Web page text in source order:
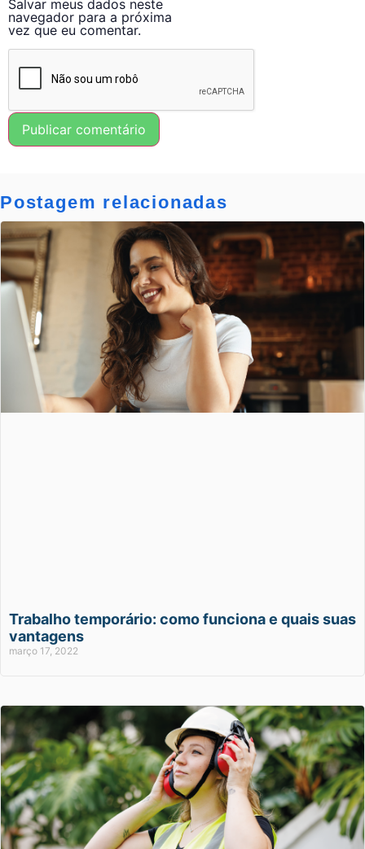
Salvar meus dados neste
navegador para a próxima
vez que eu comentar.
Postagem relacionadas
Trabalho temporário: como funciona e quais suas
vantagens
março 17, 2022